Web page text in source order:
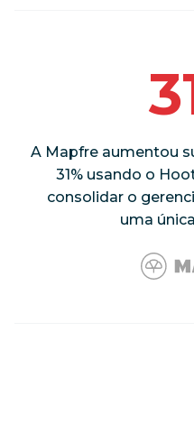
A Mapfre aumentou
31% usando o
consolidar o
uma